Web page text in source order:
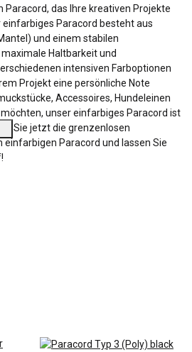
das Ihre kreativen Projekte
Paracord besteht aus
und einem stabilen
Haltbarkeit und
intensiven Farboptionen
Projekt eine persönliche Note
Accessoires, Hundeleinen
möchten, unser einfarbiges Paracord ist
Sie jetzt die grenzenlosen
Paracord und lassen Sie